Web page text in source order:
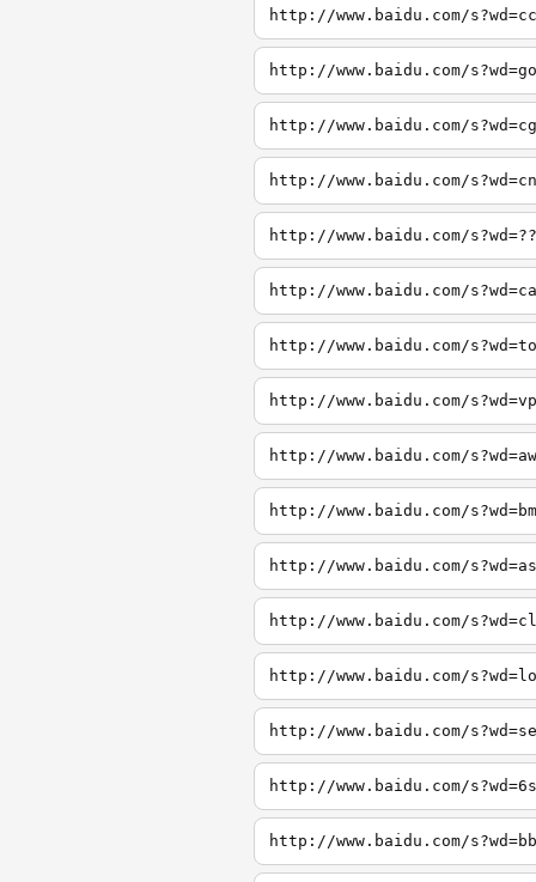
http://www.baidu.com/
http://www.baidu.com/
http://www.baidu.com/
http://www.baidu.com/
http://www.baidu.com/
http://www.baidu.com/
http://www.baidu.com/
http://www.baidu.com/
http://www.baidu.com/
http://www.baidu.com/
http://www.baidu.com/
http://www.baidu.com/
http://www.baidu.com/
http://www.baidu.com/
http://www.baidu.com/
http://www.baidu.com/